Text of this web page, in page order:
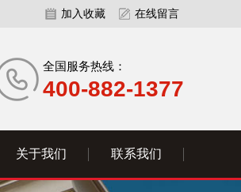
加入收藏 在线留言
全国服务热线：
400-882-1377
关于我们 联系我们